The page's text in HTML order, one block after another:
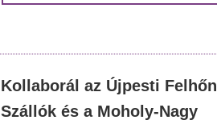
Kollaborál az Újpesti Felhőn
Szállók és a Moholy-Nagy